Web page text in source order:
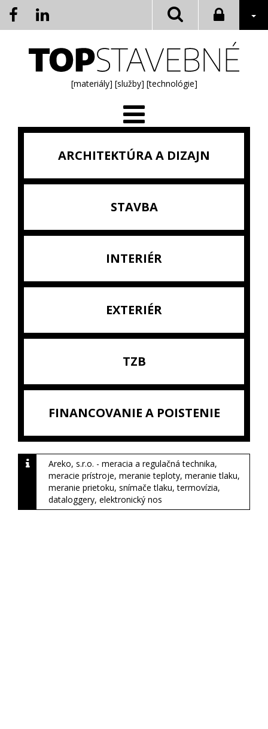
[materiály] [služby] [technológie]
ARCHITEKTÚRA A DIZAJN
STAVBA
INTERIÉR
EXTERIÉR
TZB
FINANCOVANIE A POISTENIE
Areko, s.r.o. - meracia a regulačná technika,
meracie prístroje, meranie teploty, meranie tlaku,
meranie prietoku, snímače tlaku, termovízia,
dataloggery, elektronický nos